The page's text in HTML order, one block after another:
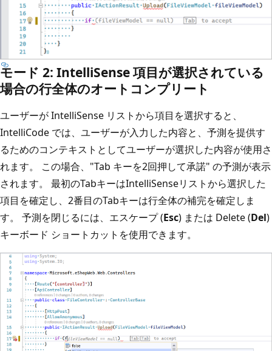
モード 2: IntelliSense 項目が選択されている
場合の行全体のオートコンプリート
ユーザーが IntelliSense リストから項目を選択すると、
IntelliCode では、ユーザーが入力した内容と、予測を提供す
るためのコンテキストとしてユーザーが選択した内容が使用さ
れます。 この場合、"Tab キーを2回押して承諾" の予測が表示
されます。 最初のTabキーはIntelliSenseリストから選択した
項目を確定し、2番目のTabキーは行全体の補完を確定しま
す。 予測を閉じるには、エスケープ (Esc) または Delete (Del)
キーボード ショートカットを使用できます。